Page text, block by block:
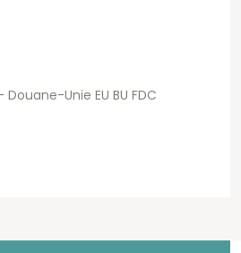
Unie EU BU FDC